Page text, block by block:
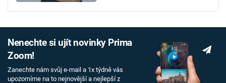
Nenechte si ujít novinky Prima
Zoom!
Zanechte nám svůj e-mail a 1x týdně vás
upozorníme na to nejnovější a nejlepší z